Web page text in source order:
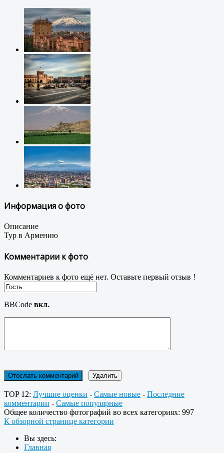
Информация о фото
Описание
Тур в Армению
Комментарии к фото
Комментариев к фото ещё нет. Оставьте первый отзыв !
BBCode вкл.
TOP 12: Лучшие оценки - Самые новые - Последние
комментарии - Самые популярные
Общее количество фотографий во всех категориях: 997
К обзорной странице категории
Вы здесь:
Главная